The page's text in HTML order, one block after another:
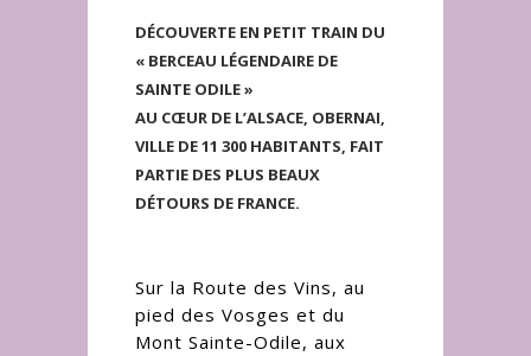
DÉCOUVERTE EN PETIT TRAIN DU
« BERCEAU LÉGENDAIRE DE
SAINTE ODILE »
AU CŒUR DE L’ALSACE, OBERNAI,
VILLE DE 11 300 HABITANTS, FAIT
PARTIE DES PLUS BEAUX
DÉTOURS DE FRANCE.
Sur la Route des Vins, au
pied des Vosges et du
Mont Sainte-Odile, aux